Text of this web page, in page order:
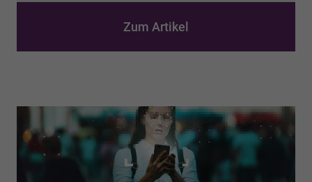
Zum Artikel